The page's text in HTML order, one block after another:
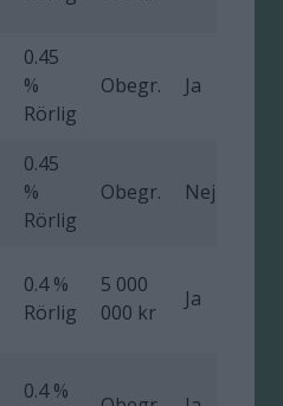
0.45
%
Rörlig
Obegr. Ja
0.45
%
Rörlig
Obegr. Nej
0.4 %
Rörlig
5 000
000 kr
Ja
0.4 %